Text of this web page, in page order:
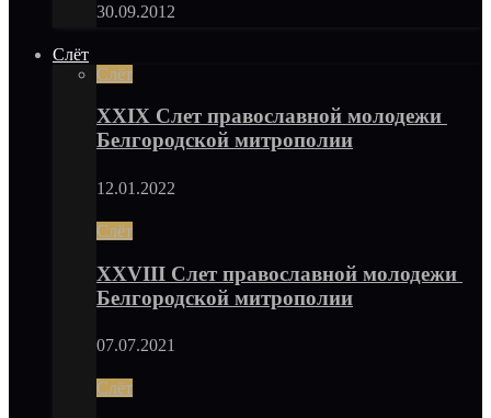
30.09.2012
Слёт
Слёт
XXIX Слет православной молодежи
Белгородской митрополии
12.01.2022
Слёт
XXVIII Слет православной молодежи
Белгородской митрополии
07.07.2021
Слёт